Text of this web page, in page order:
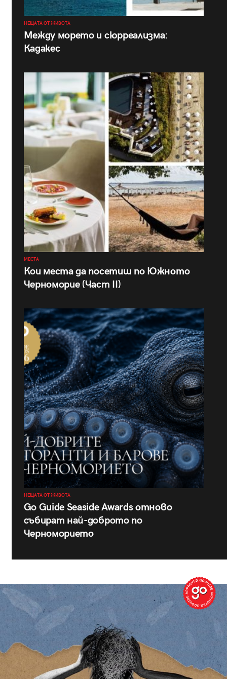
НЕЩАТА ОТ ЖИВОТА
Между морето и сюрреализма:
Кадакес
МЕСТА
Кои места да посетиш по Южното
Черноморие (Част II)
НЕЩАТА ОТ ЖИВОТА
Go Guide Seaside Awards отново
събират най-доброто по
Черноморието